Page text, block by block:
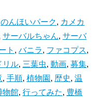
のんほいパーク, カメカ
サーバルちゃん, サーバ
ト , バニラ, ファコプス,
リル, 三葉虫, 動画, 募集,
, 手順, 植物園 , 歴史, 温
物館, 行ってみた, 豊橋